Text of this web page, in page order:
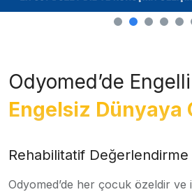
Odyomed’de
Engelsiz Dünyaya
Rehabilitatif Değerlendirme
Odyomed’de her çocuk özeldir ve